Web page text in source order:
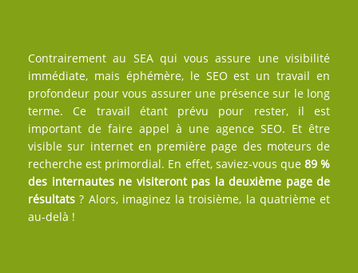
Contrairement au SEA qui vous assure une visibilité
immédiate, mais éphémère, le SEO est un travail en
profondeur pour vous assurer une présence sur le long
terme. Ce travail étant prévu pour rester, il est
important de faire appel à une agence SEO. Et être
visible sur internet en première page des moteurs de
recherche est primordial. En effet, saviez-vous que 89 %
des internautes ne visiteront pas la deuxième page de
résultats ? Alors, imaginez la troisième, la quatrième et
au-delà !